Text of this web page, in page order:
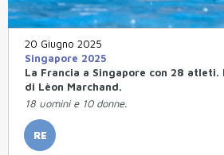
20 Giugno 2025
Singapore 2025
La Francia a Singapore con 28
di Lèon Marchand.
18 uomini e 10 donne.
RE